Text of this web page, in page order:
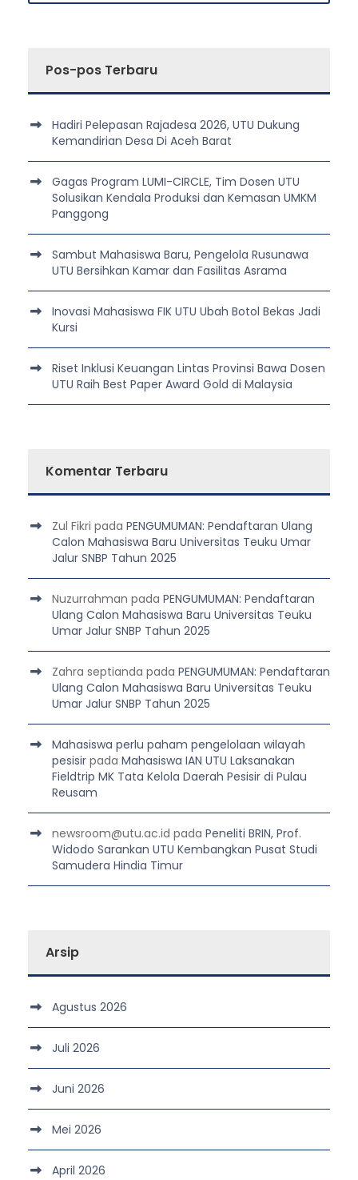
Pos-pos Terbaru
Hadiri Pelepasan Rajadesa 2026, UTU Dukung
Kemandirian Desa Di Aceh Barat
Gagas Program LUMI-CIRCLE, Tim Dosen UTU
Solusikan Kendala Produksi dan Kemasan UMKM
Panggong
Sambut Mahasiswa Baru, Pengelola Rusunawa
UTU Bersihkan Kamar dan Fasilitas Asrama
Inovasi Mahasiswa FIK UTU Ubah Botol Bekas Jadi
Kursi
Riset Inklusi Keuangan Lintas Provinsi Bawa Dosen
UTU Raih Best Paper Award Gold di Malaysia
Komentar Terbaru
Zul Fikri pada PENGUMUMAN: Pendaftaran Ulang
Calon Mahasiswa Baru Universitas Teuku Umar
Jalur SNBP Tahun 2025
Nuzurrahman pada PENGUMUMAN: Pendaftaran
Ulang Calon Mahasiswa Baru Universitas Teuku
Umar Jalur SNBP Tahun 2025
Zahra septianda pada PENGUMUMAN: Pendaftaran
Ulang Calon Mahasiswa Baru Universitas Teuku
Umar Jalur SNBP Tahun 2025
Mahasiswa perlu paham pengelolaan wilayah
pesisir pada Mahasiswa IAN UTU Laksanakan
Fieldtrip MK Tata Kelola Daerah Pesisir di Pulau
Reusam
newsroom@utu.ac.id pada Peneliti BRIN, Prof.
Widodo Sarankan UTU Kembangkan Pusat Studi
Samudera Hindia Timur
Arsip
Agustus 2026
Juli 2026
Juni 2026
Mei 2026
April 2026